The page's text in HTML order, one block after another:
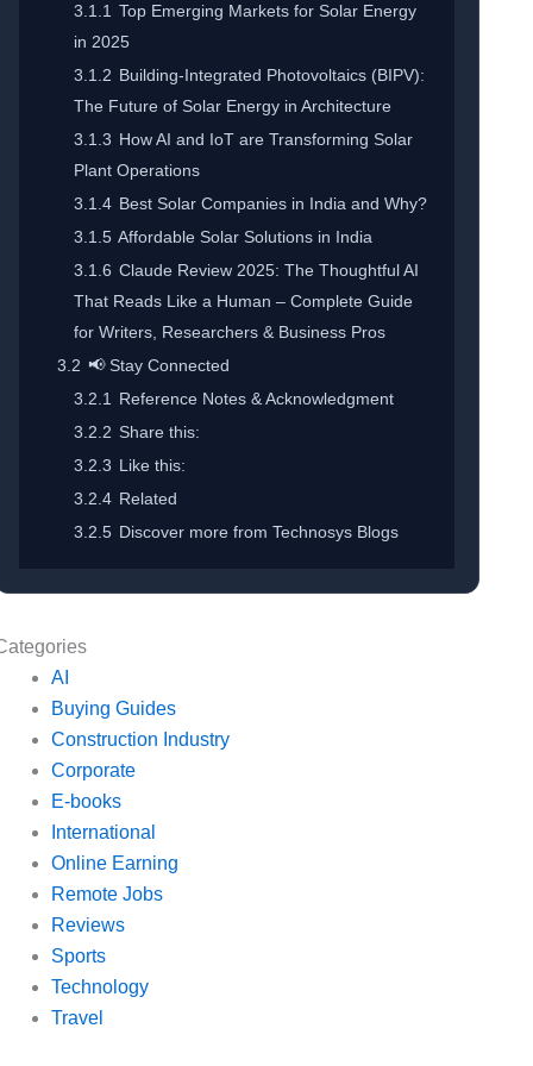
3.1.1 Top Emerging Markets for Solar Energy
in 2025
3.1.2 Building-Integrated Photovoltaics (BIPV):
The Future of Solar Energy in Architecture
3.1.3 How AI and IoT are Transforming Solar
Plant Operations
3.1.4 Best Solar Companies in India and Why?
3.1.5 Affordable Solar Solutions in India
3.1.6 Claude Review 2025: The Thoughtful AI
That Reads Like a Human – Complete Guide
for Writers, Researchers & Business Pros
3.2 📢 Stay Connected
3.2.1
Reference Notes & Acknowledgment
3.2.2 Share this:
3.2.3 Like this:
3.2.4 Related
3.2.5 Discover more from Technosys Blogs
AI
Buying Guides
Construction Industry
Corporate
E-books
International
Online Earning
Remote Jobs
Reviews
Sports
Technology
Travel